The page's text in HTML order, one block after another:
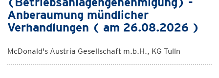
Anberaumung mündlicher
Verhandlungen ( am 26.08.2026 )
McDonald's Austria Gesellschaft m.b.H., KG Tulln